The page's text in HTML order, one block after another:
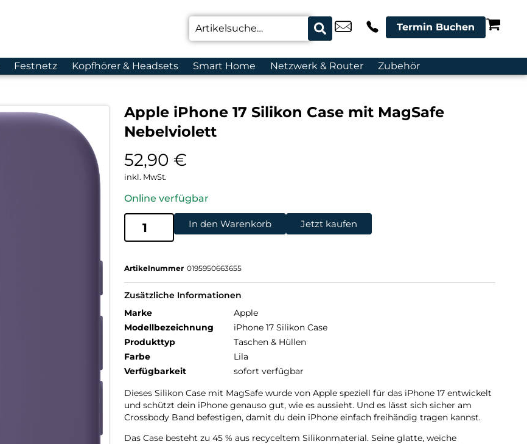
Termin Buchen
Festnetz Kopfhörer & Headsets Smart Home Netzwerk & Router Zubehör
Apple iPhone 17 Silikon Case mit MagSafe
Nebelviolett
52,90 €
inkl. MwSt.
Online verfügbar
In den Warenkorb Jetzt kaufen
Artikelnummer 0195950663655
Zusätzliche Informationen
Marke
Apple
Modellbezeichnung
iPhone 17 Silikon Case
Produkttyp
Taschen & Hüllen
Farbe
Lila
Verfügbarkeit
sofort verfügbar
Dieses Silikon Case mit MagSafe wurde von Apple speziell für das iPhone 17 entwickelt
und schützt dein iPhone genauso gut, wie es aussieht. Und es lässt sich sicher am
Crossbody Band befestigen, damit du dein iPhone einfach freihändig tragen kannst.
Das Case besteht zu 45 % aus recyceltem Silikon­material. Seine glatte, weiche